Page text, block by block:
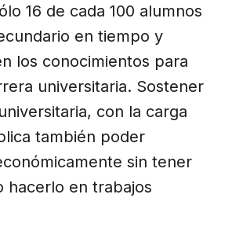
16 de cada 100 alumnos
en tiempo y
los conocimientos para
universitaria. Sostener
con la carga
también poder
sin tener
hacerlo en trabajos